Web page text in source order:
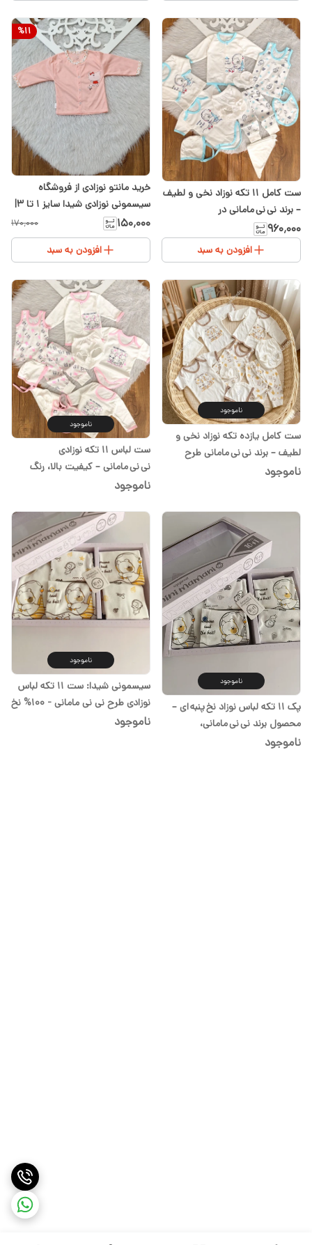
ست کامل ۱۱ تکه نوزاد نخی و لطیف
– برند نی نی مامانی در
سیسمونی شیدا
۹۶۰٬۰۰۰
افزودن به سبد
%11
خرید مانتو نوزادی از فروشگاه
سیسمونی نوزادی شیدا سایز ۱ تا ۳|
مدل‌های متنوع مانتو سیسمونی
۱۵۰٬۰۰۰ ۱۷۰٬۰۰۰
افزودن به سبد
ناموجود
ست کامل یازده تکه نوزاد نخی و
لطیف – برند نی نی مامانی طرح
خرگوش کرم در سیسمونی شیدا
ناموجود
ناموجود
ست لباس ۱۱ تکه نوزادی
نی نی مامانی – کیفیت بالا، رنگ
صورتی مناسب دختر
ناموجود
ناموجود
پک ۱۱ تکه لباس نوزاد نخ پنبه ای –
محصول برند نی نی مامانی،
فروشگاه شیدا
ناموجود
ناموجود
سیسمونی شیدا: ست 11 تکه لباس
نوزادی طرح نی نی مامانی - 100% نخ
پنبه
ناموجود